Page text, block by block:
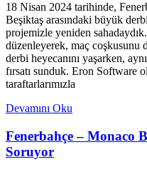
18 Nisan 2024 tarihinde,
Beşiktaş arasındaki büyük
projemizle yeniden
düzenleyerek, maç coşkusunu
derbi heyecanını yaşarken,
fırsatı sunduk. Eron Software
taraftarlarımızla
Devamını Oku
Fenerbahçe – Monaco
Soruyor